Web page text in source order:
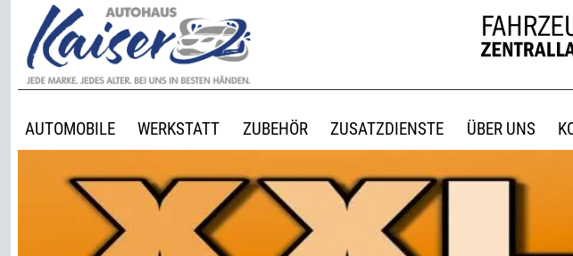
AUTOMOBILE WERKSTATT ZUBEHÖR ZUSATZDIENSTE ÜBER UNS